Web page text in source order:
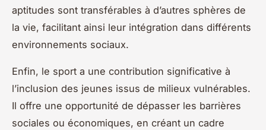
aptitudes sont transférables à d’autres sphères de
la vie, facilitant ainsi leur intégration dans différents
environnements sociaux.
Enfin, le sport a une contribution significative à
l’inclusion des jeunes issus de milieux vulnérables.
Il offre une opportunité de dépasser les barrières
sociales ou économiques, en créant un cadre